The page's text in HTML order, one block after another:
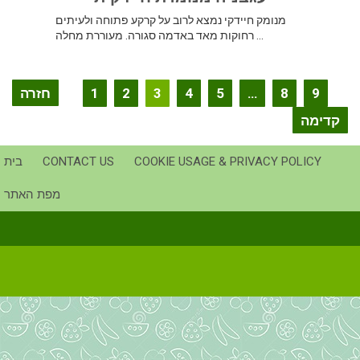
מנומק חיידקי נמצא לרוב על קרקע פתוחה ולעיתים
רחוקות מאד באדמה סגורה. מעוררת מחלה ...
הקלטת
ניווט
חזרה 1 2 3 4 5 … 8
9
קדימה
בית CONTACT US COOKIE USAGE & PRIVACY POLICY
מפת האתר